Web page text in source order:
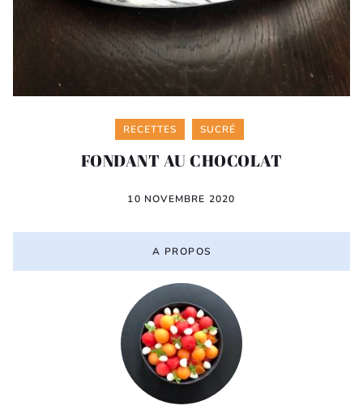
Categories
RECETTES SUCRÉ
FONDANT AU CHOCOLAT
10 NOVEMBRE 2020
A PROPOS